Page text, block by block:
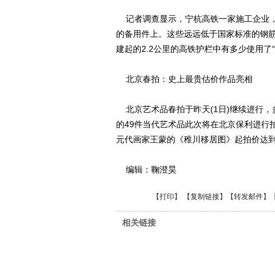
记者调查显示，宁杭高铁一家施工企业
的备用件上。这些远远低于国家标准的钢
建起的2.2公里的高铁护栏中有多少使用了
北京春拍：史上最贵估价作品亮相
北京艺术品春拍于昨天(1日)继续进行，
的49件当代艺术品此次将在北京保利进行
元代画家王蒙的《稚川移居图》起拍价达
编辑：鞠澄昊
【打印 】 【复制链接】【转发邮件】
相关链接